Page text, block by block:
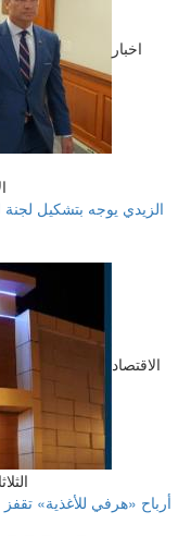
اخبار
الزيدي يوجه بتشكيل لجنة
الاقتصاد
الثلاثاء 04 أغسطس